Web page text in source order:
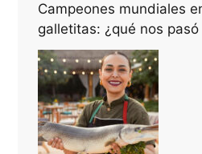
Campeones mundiales
galletitas: ¿qué nos